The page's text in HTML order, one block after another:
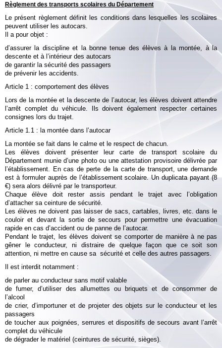
Règlement des transports scolaires du Département
Le présent règlement définit les conditions dans lesquelles les scolaires
peuvent utiliser les autocars.
Il a pour objet :
d’assurer la discipline et la bonne tenue des élèves à la montée, à la
descente et à l’intérieur des autocars
de garantir la sécurité des passagers
de prévenir les accidents.
Article 1 : comportement des élèves
Lors de la montée et la descente de l’autocar, les élèves doivent attendre
l’arrêt complet du véhicule. Ils doivent également respecter certaines
consignes lors du trajet.
Article 1.1 : la montée dans l’autocar
La montée se fait dans le calme et le respect de chacun.
Les élèves doivent présenter leur carte de transport scolaire du
Département munie d’une photo ou une attestation provisoire délivrée par
l’établissement. En cas de perte de la carte de transport, une demande
est à formuler auprès de l’établissement scolaire. Un duplicata payant (8
€) sera alors délivré par le transporteur.
Chaque élève doit rester assis pendant le trajet avec l’obligation
d’attacher sa ceinture de sécurité.
Les élèves ne doivent pas laisser de sacs, cartables, livres, etc. dans le
couloir et devant la sortie de secours pour permettre une évacuation
rapide en cas d’accident ou de panne de l’autocar.
Pendant le trajet, les élèves doivent se comporter de manière à ne pas
gêner le conducteur, ni distraire de quelque façon que ce soit son
attention, ni mettre en cause sa sécurité et celle des autres passagers.
Il est interdit notamment :
de parler au conducteur sans motif valable
de fumer, d’utiliser des allumettes ou briquets et de consommer de
l’alcool
de crier, d’importuner et de projeter des objets sur le conducteur et les
passagers
de toucher aux poignées, serrures et dispositifs de secours avant l’arrêt
complet du véhicule
de dégrader le matériel (ceintures de sécurité, sièges).